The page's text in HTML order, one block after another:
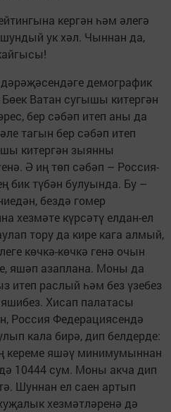
кергән һәм әлегә
ук хәл. Чыннан да,
демографик
Бөек Ватан сугышы китергән
бер сәбәп итеп аны да
тагын бер сәбәп итеп
китергән зыянны
Ә иң төп сәбәп – Россия­
бик түбән булуында. Бу –
бездә гомер
хезмәте күрсәтү елдан-ел
тору да кире кага алмый,
көчкә-көчкә генә очын
яшәп азаплана. Моны да
итеп раслый һәм без үзебез
Хисап палатасы
Россия Федерациясендә
кала бирә, дип белдерде:
кереме яшәү минимумыннан
10444 сум. Моны акча дип
Шуннан ел саен артып
хезмәтләренә дә